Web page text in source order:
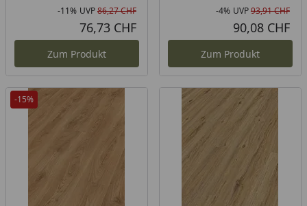
Rabatt in Prozent
-11%
Ursprünglicher Preis
UVP86,27 CHF
76,73 CHF
Zum Produkt
-4% UVP93,91 CHF
90,08 CHF
Zum Produkt
-15%